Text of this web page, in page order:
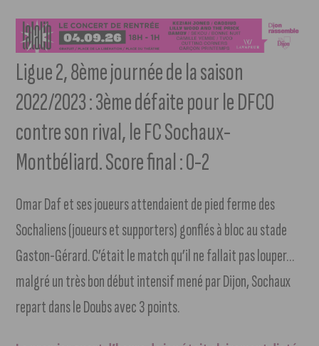
Ligue 2, 8ème journée de la saison
2022/2023 : 3ème défaite pour le DFCO
contre son rival, le FC Sochaux-
Montbéliard. Score final : 0-2
Omar Daf et ses joueurs attendaient de pied ferme des
Sochaliens (joueurs et supporters) gonflés à bloc au stade
Gaston-Gérard. C’était le match qu’il ne fallait pas louper…
malgré un très bon début intensif mené par Dijon, Sochaux
repart dans le Doubs avec 3 points.